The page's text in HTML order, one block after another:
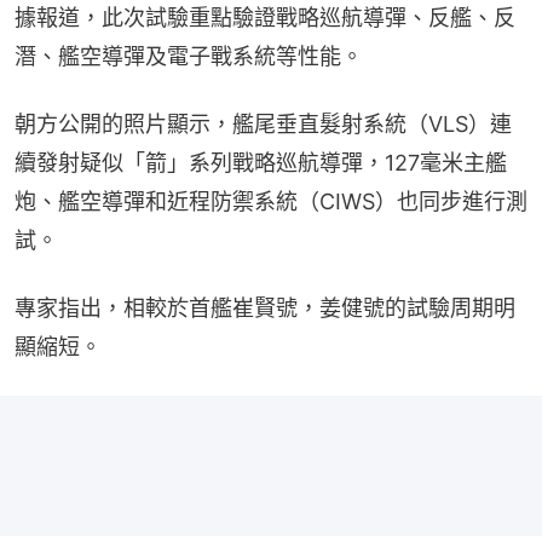
據報道，此次試驗重點驗證戰略巡航導彈、反艦、反
潛、艦空導彈及電子戰系統等性能。
朝方公開的照片顯示，艦尾垂直髮射系統（VLS）連
續發射疑似「箭」系列戰略巡航導彈，127毫米主艦
炮、艦空導彈和近程防禦系統（CIWS）也同步進行測
試。
專家指出，相較於首艦崔賢號，姜健號的試驗周期明
顯縮短。